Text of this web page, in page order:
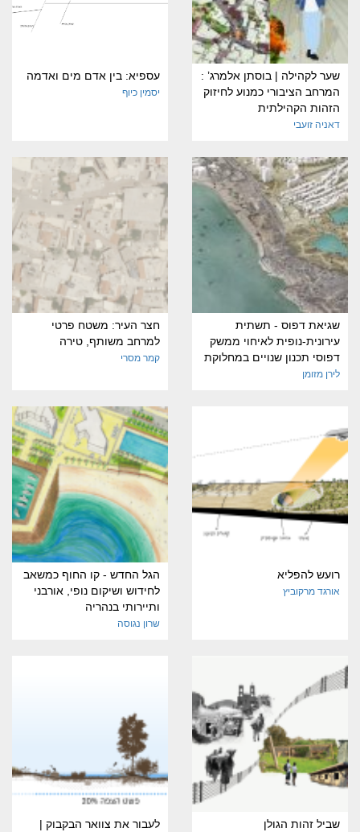
שער לקהילה | בוסתן אלמרג’ :
המרחב הציבורי כמנוע לחיזוק
הזהות הקהילתית
דאניה זועבי
עספיא: בין אדם מים ואדמה
יסמין כיוף
שגיאת דפוס - תשתית
עירונית-נופית לאיחוי ממשק
דפוסי תכנון שנויים במחלוקת
לירן מזומן
חצר העיר: משטח פרטי
למרחב משותף, טירה
קמר מסרי
רועש להפליא
אורגד מרקוביץ
הגל החדש - קו החוף כמשאב
לחידוש ושיקום נופי, אורבני
ותיירותי בנהריה
שרון נגוסה
שביל זהות הגולן
לעבור את צוואר הבקבוק |